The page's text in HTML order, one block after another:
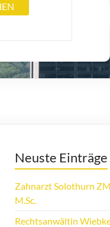
Neuste Einträge
Zahnarzt Solothurn
M.Sc.
Rechtsanwältin